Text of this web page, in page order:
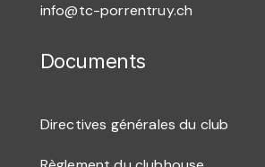
info@tc-porrentruy.ch
Documents
Directives générales du club